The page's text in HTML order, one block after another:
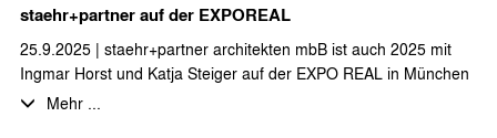
staehr+partner auf der EXPOREAL
25.9.2025 | staehr+partner architekten mbB ist auch 2025 mit
Ingmar Horst und Katja Steiger auf der EXPO REAL in München
vertreten.
Mehr ...